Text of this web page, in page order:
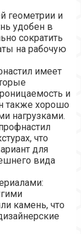
геометрии и
удобен в
сократить
на рабочую
имеет
и
также хорошо
нагрузками.
что
для
вида
камень, что